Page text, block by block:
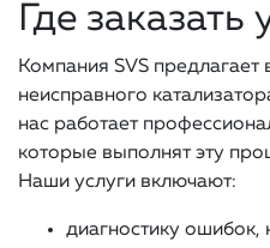
Где заказать
Компания SVS предлагает
неисправного
нас работает
которые выполнят эту
Наши услуги включают:
диагностику